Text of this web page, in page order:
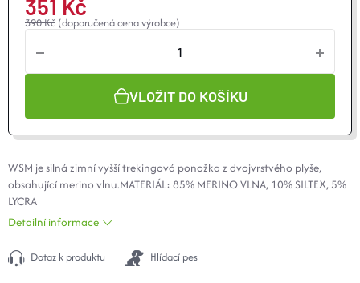
390 Kč (doporučená cena výrobce)
351 Kč
VLOŽIT DO KOŠÍKU
WSM je silná zimní vyšší trekingová ponožka z dvojvrstvého plyše,
obsahující merino vlnu.MATERIÁL: 85% MERINO VLNA, 10% SILTEX, 5%
LYCRA
Detailní informace
Dotaz k produktu Hlídací pes